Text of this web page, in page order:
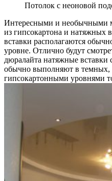
Потолок с неоновой
Интересными и необычными
из гипсокартона и натяжных
вставки располагаются
уровне. Отлично будут
дюралайта натяжные
обычно выполняют в темных,
гипсокартонными уровнями